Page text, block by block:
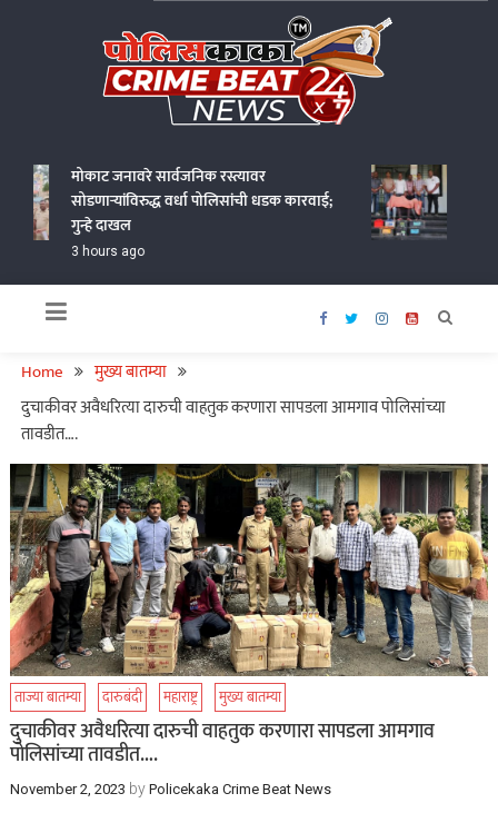
मोकाट जनावरे सार्वजनिक रस्त्यावर
सोडणाऱ्यांविरुद्ध वर्धा पोलिसांची धडक कारवाई;
गुन्हे दाखल
3 hours ago
Home
मुख्य बातम्या
दुचाकीवर अवैधरित्या दारुची वाहतुक करणारा सापडला आमगाव पोलिसांच्या
तावडीत….
ताज्या बातम्या दारुबंदी महाराष्ट्र मुख्य बातम्या
दुचाकीवर अवैधरित्या दारुची वाहतुक करणारा सापडला आमगाव
पोलिसांच्या तावडीत….
November 2, 2023 by Policekaka Crime Beat News